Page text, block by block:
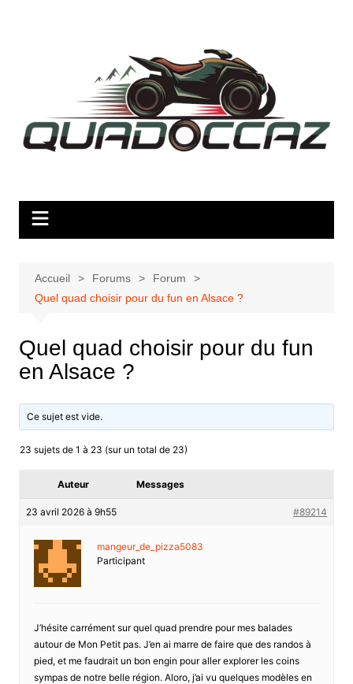
Accueil Forums
Forum
Quel quad choisir pour du fun en Alsace ?
Quel quad choisir pour du fun
en Alsace ?
Ce sujet est vide.
23 sujets de 1 à 23 (sur un total de 23)
Auteur Messages
23 avril 2026 à 9h55 #89214
mangeur_de_pizza5083
Participant
J’hésite carrément sur quel quad prendre pour mes balades
autour de Mon Petit pas. J’en ai marre de faire que des randos à
pied, et me faudrait un bon engin pour aller explorer les coins
sympas de notre belle région. Aloro, j’ai vu quelques modèles en